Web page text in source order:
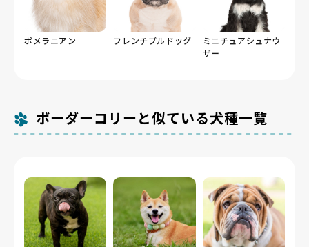
ポメラニアン フレンチブルドッグ
ミニチュアシュナウ
ザー
ボーダーコリーと似ている犬種一覧